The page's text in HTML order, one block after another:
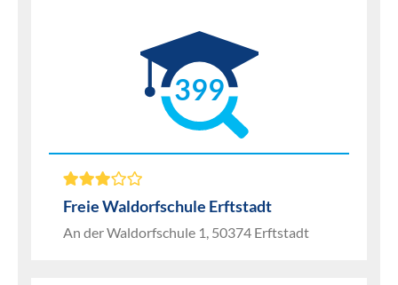
399
Freie Waldorfschule Erftstadt
An der Waldorfschule 1, 50374 Erftstadt